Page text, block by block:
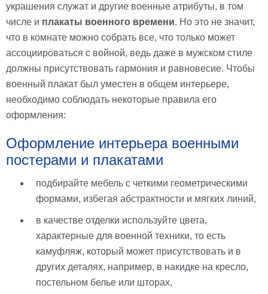
украшения служат и другие военные атрибуты, в том
числе и плакаты военного времени. Но это не значит,
что в комнате можно собрать все, что только может
ассоциироваться с войной, ведь даже в мужском стиле
должны присутствовать гармония и равновесие. Чтобы
военный плакат был уместен в общем интерьере,
необходимо соблюдать некоторые правила его
оформления:
Оформление интерьера военными
постерами и плакатами
подбирайте мебель с четкими геометрическими
формами, избегая абстрактности и мягких линий,
в качестве отделки используйте цвета,
характерные для военной техники, то есть
камуфляж, который может присутствовать и в
других деталях, например, в накидке на кресло,
постельном белье или шторах,